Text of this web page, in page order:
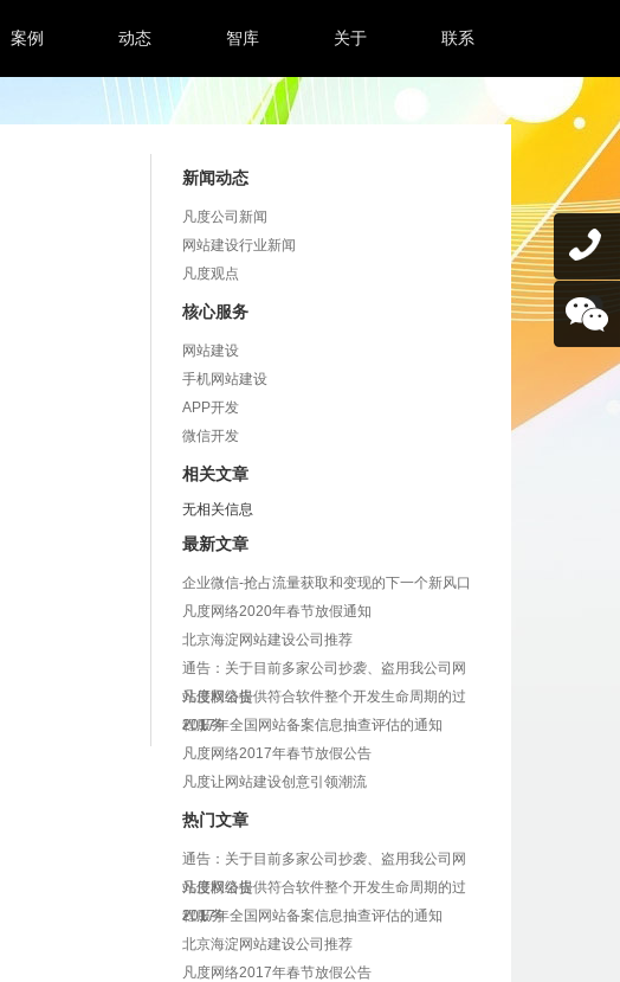
案例 动态 智库 关于 联系
新闻动态
凡度公司新闻
网站建设行业新闻
凡度观点
核心服务
网站建设
手机网站建设
APP开发
微信开发
相关文章
无相关信息
最新文章
企业微信-抢占流量获取和变现的下一个新风口
凡度网络2020年春节放假通知
北京海淀网站建设公司推荐
通告：关于目前多家公司抄袭、盗用我公司网
站侵权公告
凡度网络提供符合软件整个开发生命周期的过
程服务
2017年全国网站备案信息抽查评估的通知
凡度网络2017年春节放假公告
凡度让网站建设创意引领潮流
热门文章
通告：关于目前多家公司抄袭、盗用我公司网
站侵权公告
凡度网络提供符合软件整个开发生命周期的过
程服务
2017年全国网站备案信息抽查评估的通知
北京海淀网站建设公司推荐
凡度网络2017年春节放假公告